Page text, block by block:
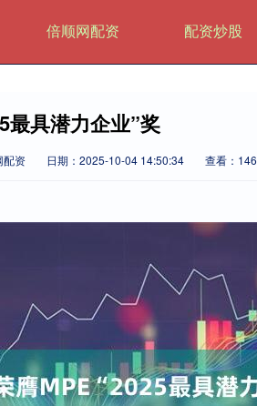
倍顺网配资 配资炒股
最具潜力企业”奖
配资 日期：2025-10-04 14:50:34 查看：146